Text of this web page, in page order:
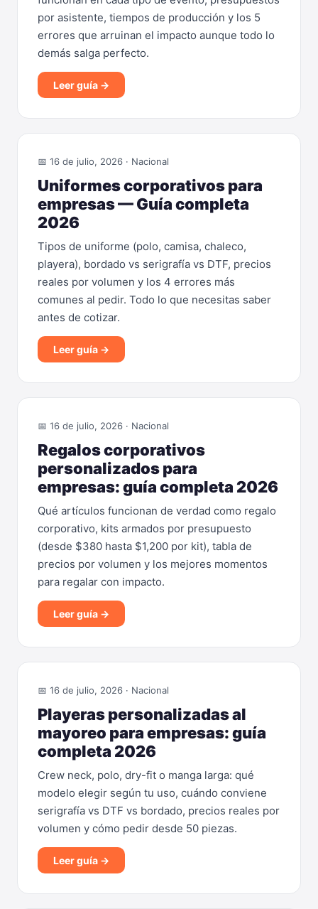
por asistente, tiempos de producción y los 5
errores que arruinan el impacto aunque todo lo
demás salga perfecto.
Leer guía →
📅 16 de julio, 2026 · Nacional
Uniformes corporativos para
empresas — Guía completa
2026
Tipos de uniforme (polo, camisa, chaleco,
playera), bordado vs serigrafía vs DTF, precios
reales por volumen y los 4 errores más
comunes al pedir. Todo lo que necesitas saber
antes de cotizar.
Leer guía →
📅 16 de julio, 2026 · Nacional
Regalos corporativos
personalizados para
empresas: guía completa 2026
Qué artículos funcionan de verdad como regalo
corporativo, kits armados por presupuesto
(desde $380 hasta $1,200 por kit), tabla de
precios por volumen y los mejores momentos
para regalar con impacto.
Leer guía →
📅 16 de julio, 2026 · Nacional
Playeras personalizadas al
mayoreo para empresas: guía
completa 2026
Crew neck, polo, dry-fit o manga larga: qué
modelo elegir según tu uso, cuándo conviene
serigrafía vs DTF vs bordado, precios reales por
volumen y cómo pedir desde 50 piezas.
Leer guía →